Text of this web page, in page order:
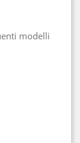
modelli